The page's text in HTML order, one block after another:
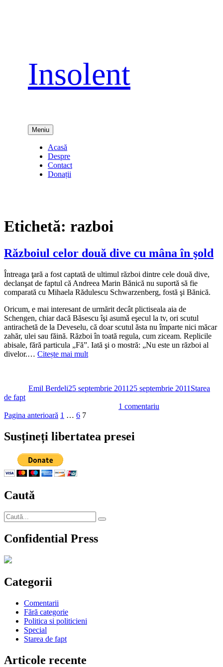
Insolent
Meniu
Acasă
Despre
Contact
Donații
Etichetă: razboi
Războiul celor două dive cu mâna în şold
Întreaga ţară a fost captată de ultimul război dintre cele două dive,
declanşat de faptul că Andreea Marin Bănică nu suportă să fie
comparată cu Mihaela Rădulescu Schwarzenberg, fostă şi Bănică.
Oricum, e mai interesant de urmărit decât plictiseala aia de
Schengen, chiar dacă Băsescu îşi asumǎ eşecul la tv, ori scutul
antirachetă de la Deveselu, că doar scutul ăsta nu împarte nici măcar
zahăr, ulei sau făină. Război în toată regula, cum ziceam. Replicile
abisale, fără particula „Fă”. Iată şi o mostră: „Nu este un război al
divelor.… Citește mai mult
Emil Berdeli25 septembrie 2011 25 septembrie 2011 Starea
de fapt
1 comentariu
Paginație
articole
Pagina anterioară Pagină
1 … Pagină
6 Pagină
7
Susțineți libertatea presei
Caută
Caută
după:
Căutare
Confidential Press
Categorii
Comentarii
Fără categorie
Politica si politicieni
Special
Starea de fapt
Articole recente